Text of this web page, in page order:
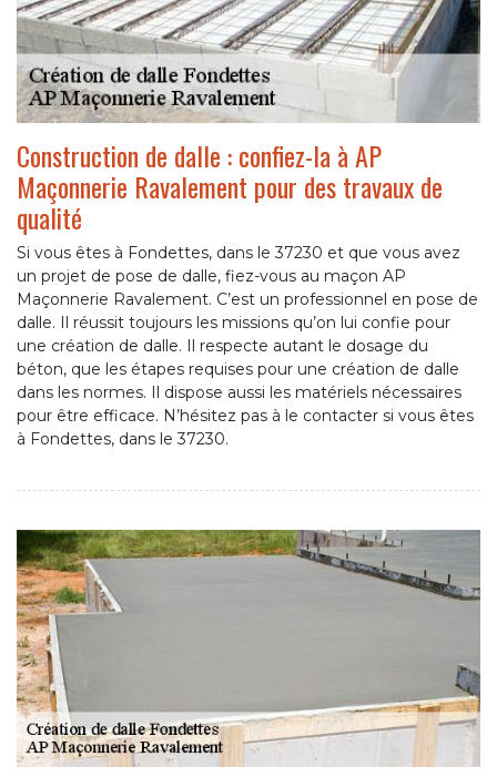
Construction de dalle : confiez-la à AP
Maçonnerie Ravalement pour des travaux de
qualité
Si vous êtes à Fondettes, dans le 37230 et que vous avez
un projet de pose de dalle, fiez-vous au maçon AP
Maçonnerie Ravalement. C’est un professionnel en pose de
dalle. Il réussit toujours les missions qu’on lui confie pour
une création de dalle. Il respecte autant le dosage du
béton, que les étapes requises pour une création de dalle
dans les normes. Il dispose aussi les matériels nécessaires
pour être efficace. N’hésitez pas à le contacter si vous êtes
à Fondettes, dans le 37230.